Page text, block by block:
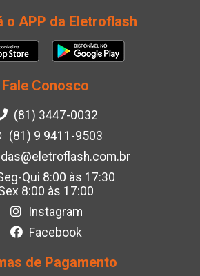
o APP da Eletroflash
Fale Conosco
(81) 3447-0032
(81) 9 9411-9503
Qui 8:00 às 17:30
8:00 às 17:00
Instagram
Facebook
de Pagamento